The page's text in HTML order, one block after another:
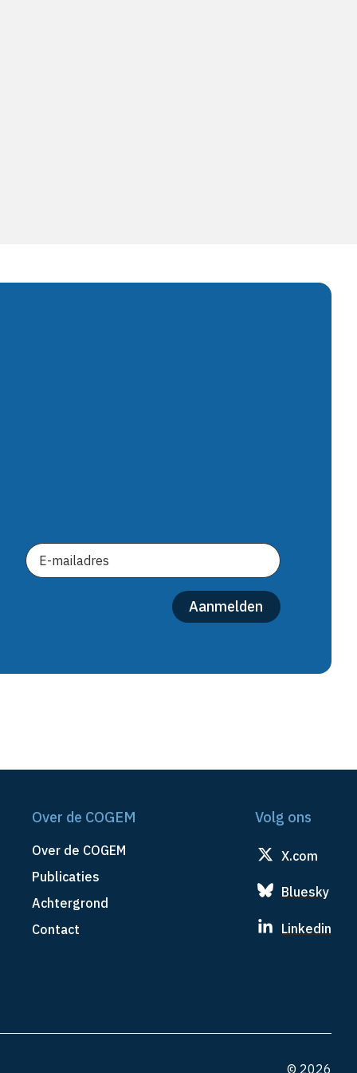
Over de COGEM
Over de COGEM
Publicaties
Achtergrond
Contact
Volg ons
X.com
Bluesky
Linkedin
© 2026